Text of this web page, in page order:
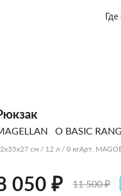
Где
DESIGN
с
Забронировать
O BASIC
см / 12 л / 0 кгАрт.
050 ₽ 11 500 ₽